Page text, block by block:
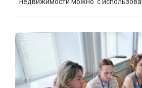
недвижимости можно с